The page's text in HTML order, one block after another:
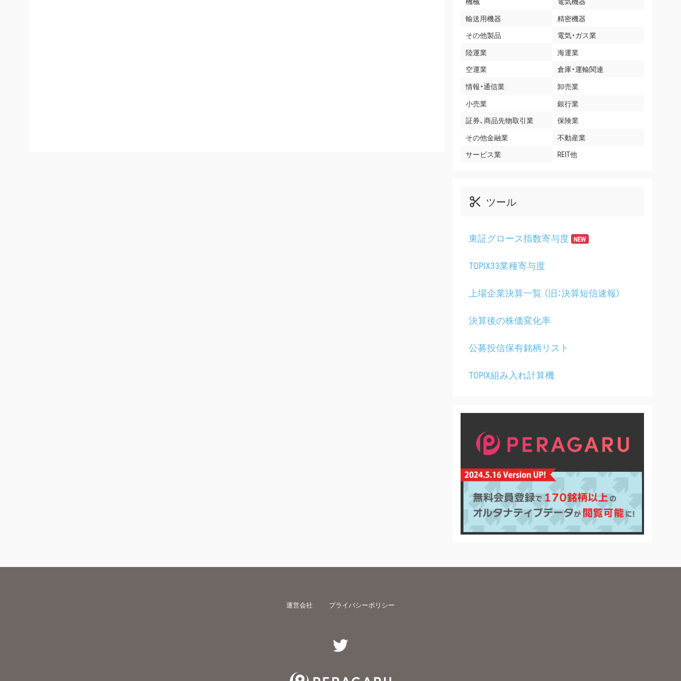
輸送用機器
精密機器
その他製品
電気・ガス業
陸運業
海運業
空運業
倉庫・運輸関連
情報・通信業
卸売業
小売業
銀行業
証券、商品先物取引業
保険業
その他金融業
不動産業
サービス業
REIT他
ツール
東証グロース指数寄与度 NEW
TOPIX33業種寄与度
上場企業決算一覧 （旧：決算短信速報）
決算後の株価変化率
公募投信保有銘柄リスト
TOPIX組み入れ計算機
運営会社 プライバシーポリシー